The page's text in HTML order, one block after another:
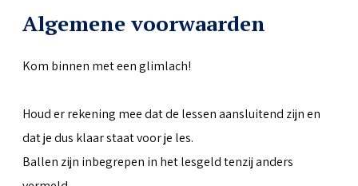
Algemene voorwaarden
Kom binnen met een glimlach!
Houd er rekening mee dat de lessen aansluitend zijn en
dat je dus klaar staat voor je les.
Ballen zijn inbegrepen in het lesgeld tenzij anders